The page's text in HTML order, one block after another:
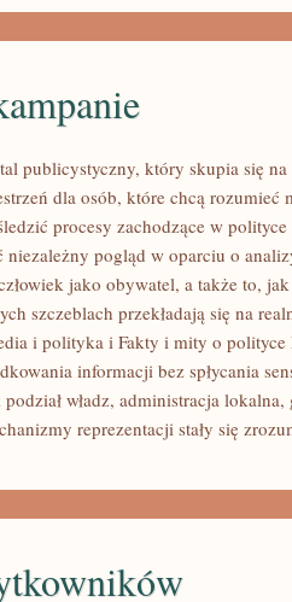
publicystyczny, który skupia się
dla osób, które chcą rozumieć
procesy zachodzące w
niezależny pogląd w oparciu o
jako obywatel, a także to,
szczeblach przekładają się na
i polityka i Fakty i mity o polityce
informacji bez spłycania
władz, administracja lokalna,
reprezentacji stały się